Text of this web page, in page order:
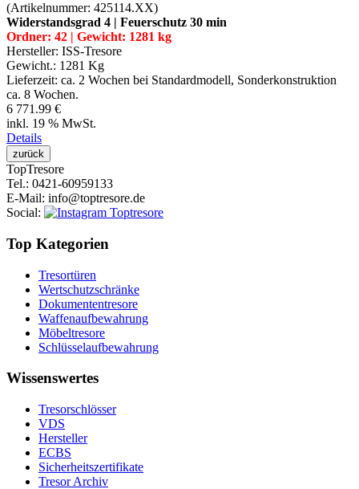
(Artikelnummer: 425114.XX)
Widerstandsgrad 4 | Feuerschutz 30 min
Ordner: 42 | Gewicht: 1281 kg
Hersteller: ISS-Tresore
Gewicht.: 1281 Kg
Lieferzeit: ca. 2 Wochen bei Standardmodell, Sonderkonstruktion
ca. 8 Wochen.
6 771.99 €
inkl. 19 % MwSt.
Details
TopTresore
Tel.: 0421-60959133
E-Mail: info@toptresore.de
Social:
Top Kategorien
Tresortüren
Wertschutzschränke
Dokumententresore
Waffenaufbewahrung
Möbeltresore
Schlüsselaufbewahrung
Wissenswertes
Tresorschlösser
VDS
Hersteller
ECBS
Sicherheitszertifikate
Tresor Archiv